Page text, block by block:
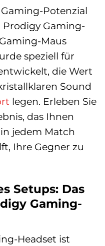
Potenzial
Prodigy Gaming-
Maus
speziell für
die Wert
Sound
legen. Erleben Sie
das Ihnen
jedem Match
Ihre Gegner zu
Setups: Das
Gaming-
Headset ist